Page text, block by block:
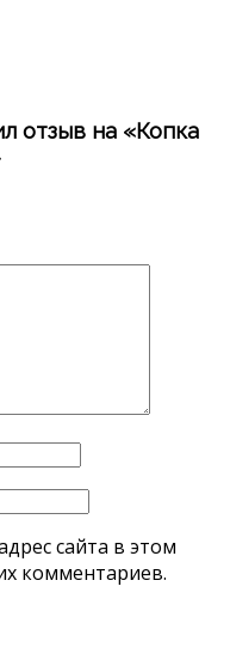
отзыв на «Копка
сайта в этом
комментариев.